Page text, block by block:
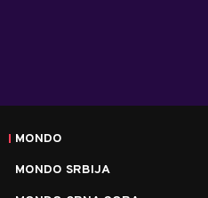
MONDO
MONDO SRBIJA